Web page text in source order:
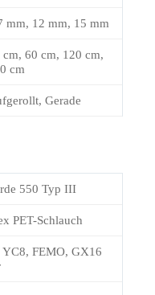
mm, 12 mm, 15 mm
cm, 60 cm, 120 cm,
cm
Gerade
550 Typ III
PET-Schlauch
FEMO, GX16